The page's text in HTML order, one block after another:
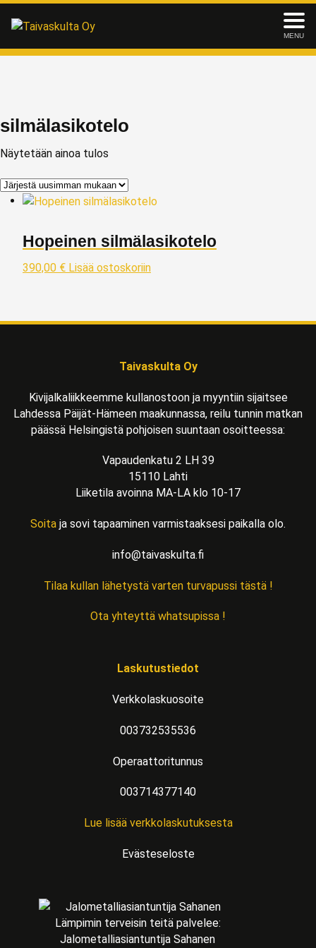
MENU
silmälasikotelo
Näytetään ainoa tulos
Hopeinen silmälasikotelo
390,00 € Lisää ostoskoriin
Taivaskulta Oy
Kivijalkaliikkeemme kullanostoon ja myyntiin sijaitsee
Lahdessa Päijät-Hämeen maakunnassa, reilu tunnin matkan
päässä Helsingistä pohjoisen suuntaan osoitteessa:
Vapaudenkatu 2 LH 39
15110 Lahti
Liiketila avoinna MA-LA klo 10-17
Soita ja sovi tapaaminen varmistaaksesi paikalla olo.
info@taivaskulta.fi
Tilaa kullan lähetystä varten turvapussi tästä !
Ota yhteyttä whatsupissa !
Laskutustiedot
Verkkolaskuosoite
003732535536
Operaattoritunnus
003714377140
Lue lisää verkkolaskutuksesta
Evästeseloste
Lämpimin terveisin teitä palvelee:
Jalometalliasiantuntija Sahanen